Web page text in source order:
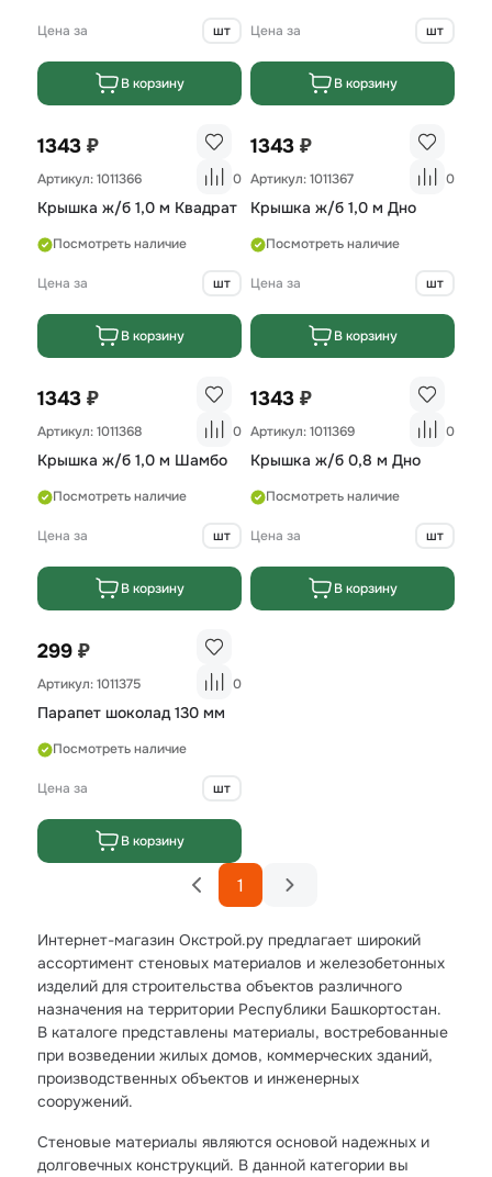
Цена за шт
В корзину
Цена за шт
В корзину
1343 ₽
Артикул: 1011366 0
Крышка ж/б 1,0 м Квадрат
Посмотреть наличие
Цена за шт
В корзину
1343 ₽
Артикул: 1011367 0
Крышка ж/б 1,0 м Дно
Посмотреть наличие
Цена за шт
В корзину
1343 ₽
Артикул: 1011368 0
Крышка ж/б 1,0 м Шамбо
Посмотреть наличие
Цена за шт
В корзину
1343 ₽
Артикул: 1011369 0
Крышка ж/б 0,8 м Дно
Посмотреть наличие
Цена за шт
В корзину
299 ₽
Артикул: 1011375 0
Парапет шоколад 130 мм
Посмотреть наличие
Цена за шт
В корзину
1
Интернет-магазин Окстрой.ру предлагает широкий
ассортимент стеновых материалов и железобетонных
изделий для строительства объектов различного
назначения на территории Республики Башкортостан.
В каталоге представлены материалы, востребованные
при возведении жилых домов, коммерческих зданий,
производственных объектов и инженерных
сооружений.
Стеновые материалы являются основой надежных и
долговечных конструкций. В данной категории вы